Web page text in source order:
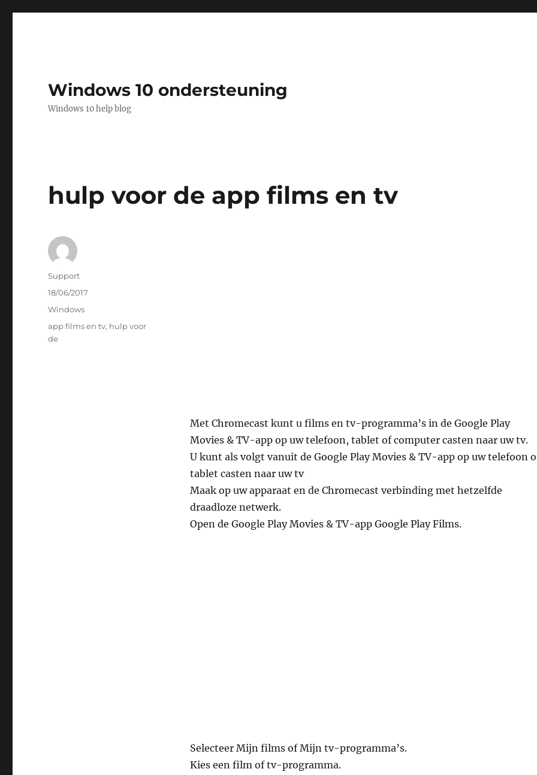
Windows 10 ondersteuning
Windows 10 help blog
hulp voor de app films en tv
Met Chromecast kunt u films en tv-programma’s in de Google Play
Movies & TV-app op uw telefoon, tablet of computer casten naar uw tv.
U kunt als volgt vanuit de Google Play Movies & TV-app op uw telefoon
tablet casten naar uw tv
Maak op uw apparaat en de Chromecast verbinding met hetzelfde
draadloze netwerk.
Open de Google Play Movies & TV-app Google Play Films.
Selecteer Mijn films of Mijn tv-programma’s.
Kies een film of tv-programma.
Auteur
Support
Geplaatst
op
18/06/2017
Categorieën
Windows
Tags
app films en tv, hulp voor
de